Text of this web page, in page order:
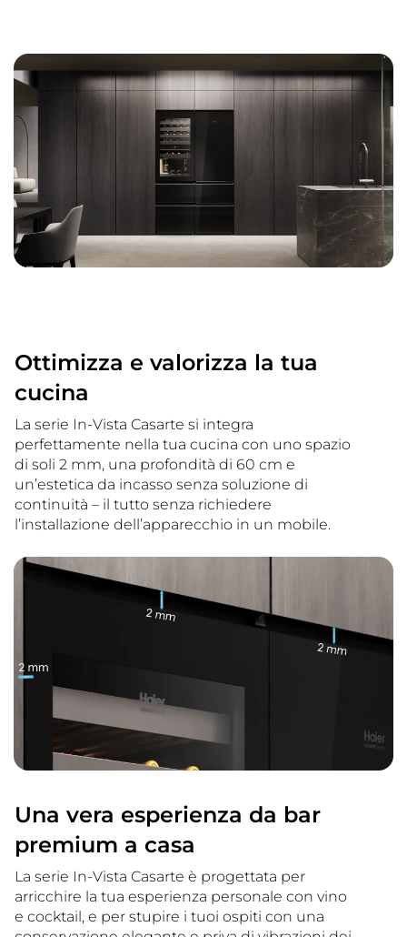
Ottimizza e valorizza la tua
cucina
La serie In-Vista Casarte si integra
perfettamente nella tua cucina con uno spazio
di soli 2 mm, una profondità di 60 cm e
un’estetica da incasso senza soluzione di
continuità – il tutto senza richiedere
l’installazione dell’apparecchio in un mobile.
Una vera esperienza da bar
premium a casa
La serie In-Vista Casarte è progettata per
arricchire la tua esperienza personale con vino
e cocktail, e per stupire i tuoi ospiti con una